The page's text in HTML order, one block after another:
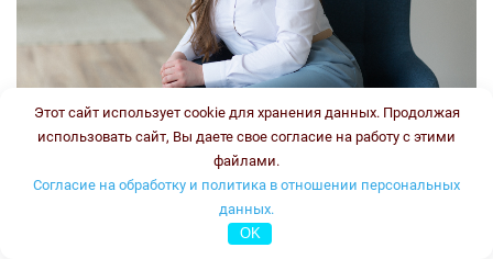
Врач-генетик, врач клинической лабораторной
диагностики
Стаж:
Этот сайт использует cookie для хранения данных. Продолжая
использовать сайт, Вы даете свое согласие на работу с этими
файлами.
Согласие на обработку и политика в отношении персональных
данных.
OK